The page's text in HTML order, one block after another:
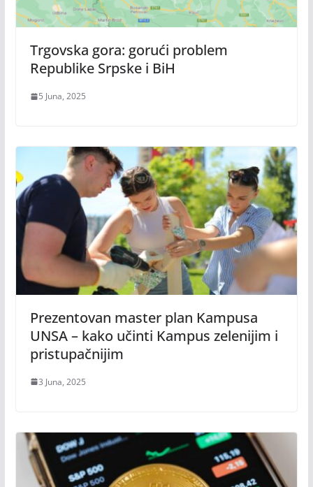
Trgovska gora: gorući problem
Republike Srpske i BiH
5 Juna, 2025
Prezentovan master plan Kampusa
UNSA – kako učinti Kampus zelenijim i
pristupačnijim
3 Juna, 2025